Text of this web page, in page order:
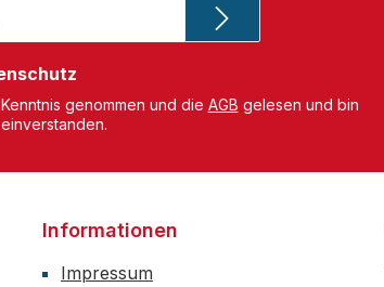
genommen und die AGB gelesen und bin
Informationen
Impressum